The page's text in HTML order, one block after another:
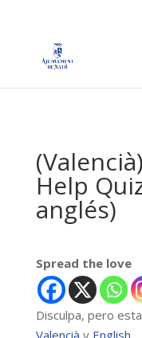
Help
anglés)
Spread the love
Disculpa, pero
Valencià y English.